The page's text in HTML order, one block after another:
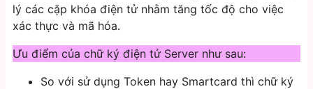
lý các cặp khóa điện tử nhằm tăng tốc độ cho việc
xác thực và mã hóa.
Ưu điểm của chữ ký điện tử Server như sau:
So với sử dụng Token hay Smartcard thì chữ ký